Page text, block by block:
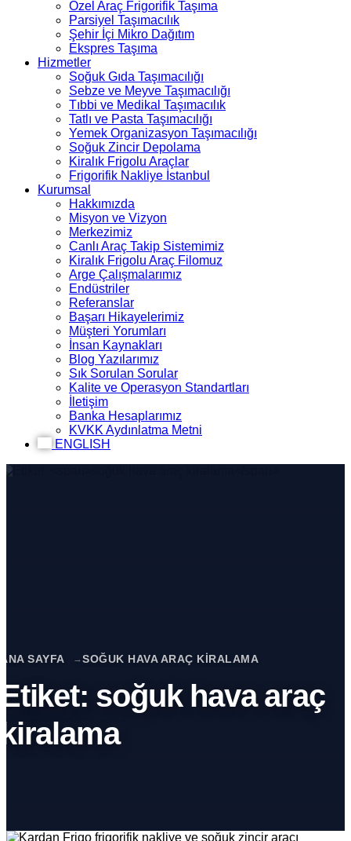
Özel Araç Frigorifik Taşıma
Parsiyel Taşımacılık
Şehir İçi Mikro Dağıtım
Ekspres Taşıma
Hizmetler
Soğuk Gıda Taşımacılığı
Sebze ve Meyve Taşımacılığı
Tıbbi ve Medikal Taşımacılık
Tatlı ve Pasta Taşımacılığı
Yemek Organizasyon Taşımacılığı
Soğuk Zincir Depolama
Kiralık Frigolu Araçlar
Frigorifik Nakliye İstanbul
Kurumsal
Hakkımızda
Misyon ve Vizyon
Merkezimiz
Canlı Araç Takip Sistemimiz
Kiralık Frigolu Araç Filomuz
Arge Çalışmalarımız
Endüstriler
Referanslar
Başarı Hikayelerimiz
Müşteri Yorumları
İnsan Kaynakları
Blog Yazılarımız
Sık Sorulan Sorular
Kalite ve Operasyon Standartları
İletişim
Banka Hesaplarımız
KVKK Aydınlatma Metni
ENGLISH
ANA SAYFA SOĞUK HAVA ARAÇ KIRALAMA
Etiket: soğuk hava araç
kiralama